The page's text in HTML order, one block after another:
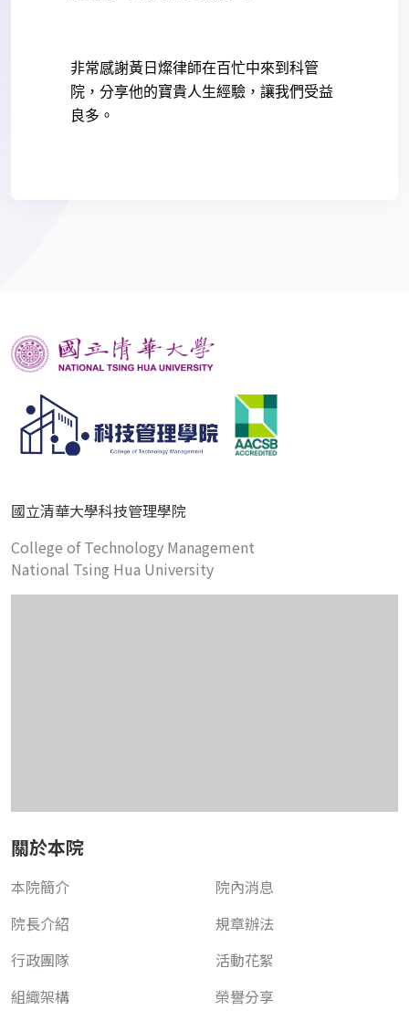
非常感謝黃日燦律師在百忙中來到科管
院，分享他的寶貴人生經驗，讓我們受益
良多。
國立清華大學科技管理學院
College of Technology Management
National Tsing Hua University
關於本院
本院簡介
院長介紹
行政團隊
組織架構
院內消息
規章辦法
活動花絮
榮譽分享